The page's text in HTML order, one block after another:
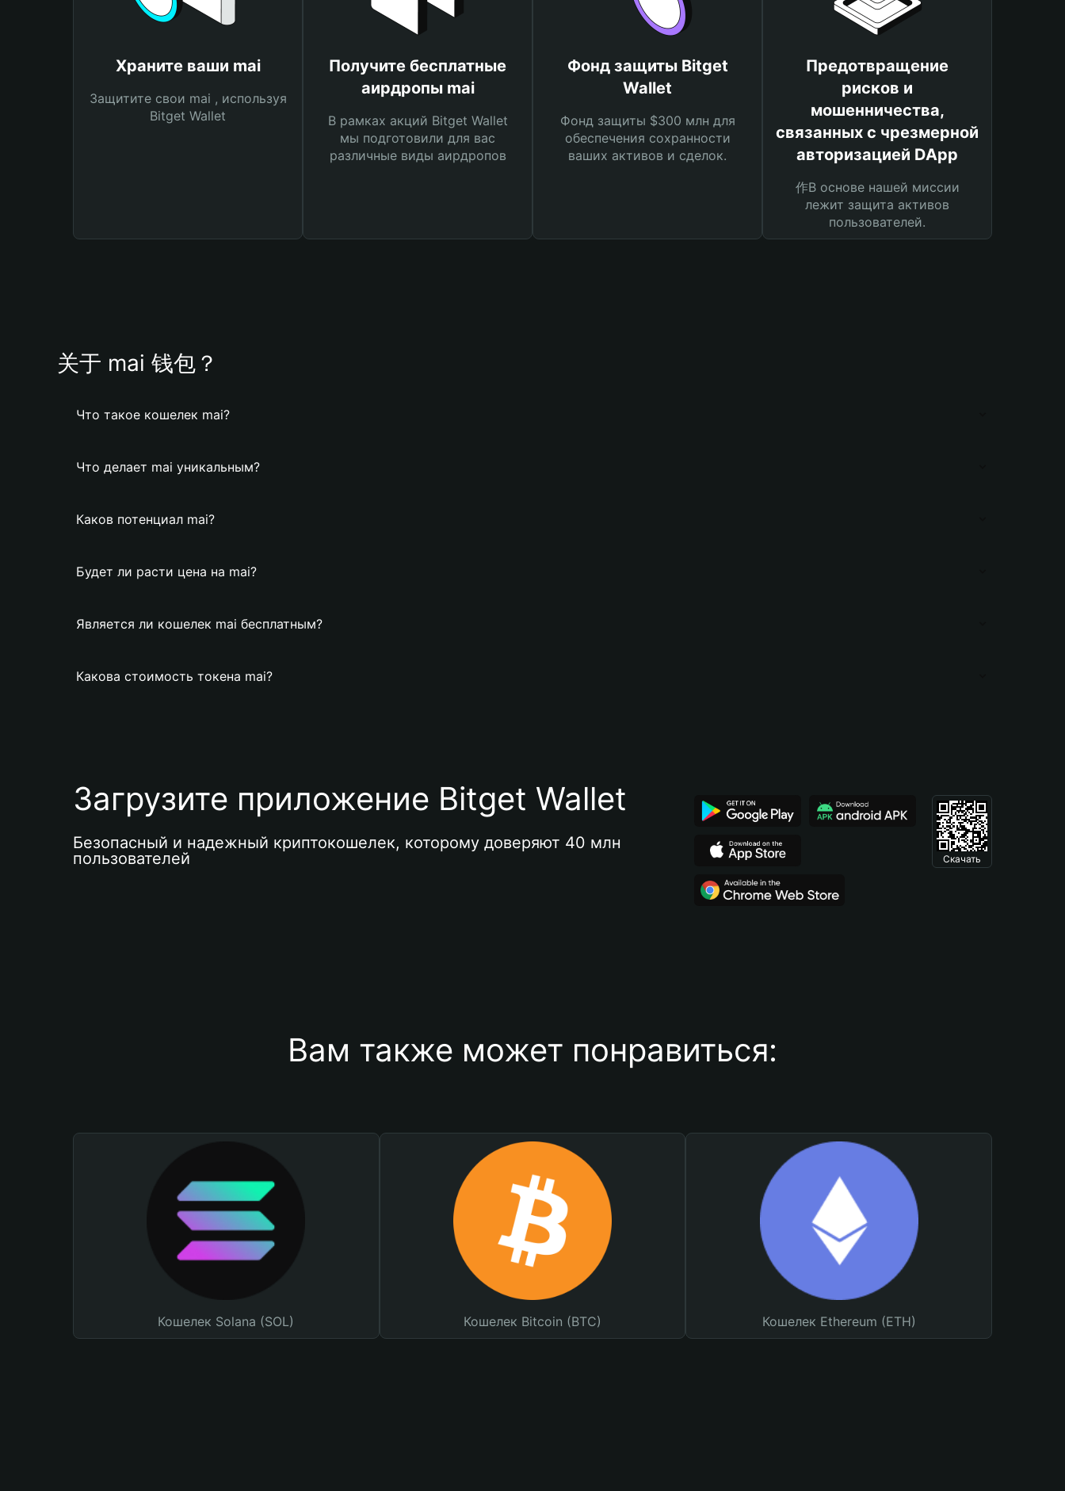
Храните ваши mai
Защитите свои mai , используя
Bitget Wallet
Получите бесплатные
аирдропы mai
В рамках акций Bitget Wallet
мы подготовили для вас
различные виды аирдропов
Фонд защиты Bitget
Wallet
Фонд защиты $300 млн для
обеспечения сохранности
ваших активов и сделок.
Предотвращение
рисков и
мошенничества,
связанных с чрезмерной
авторизацией DApp
作В основе нашей миссии
лежит защита активов
пользователей.
关于 mai 钱包？
Что такое кошелек mai?
Что делает mai уникальным?
Каков потенциал mai?
Будет ли расти цена на mai?
Является ли кошелек mai бесплатным?
Какова стоимость токена mai?
Загрузите приложение Bitget Wallet
Безопасный и надежный криптокошелек, которому доверяют 40 млн
пользователей
Скачать
Вам также может понравиться:
Кошелек Solana (SOL) Кошелек Bitcoin (BTC) Кошелек Ethereum (ETH)